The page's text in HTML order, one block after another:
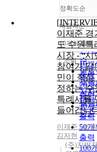
정확도순
정확
순
인기
순
연도
제목
저자
발행
관순
내림차순
내림
10개씩 출력
10개
출력
20개
출력
30개
출력
50개
출력
100
조회
이재준 경
도 수원특
시장 - “시
참여가 답
민이 직접
정하는 수
특례시를
들어갑니
이재준,이영
김자현
(주)지방